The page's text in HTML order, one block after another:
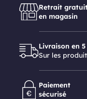
Retrait
en magasin
Livraison en
Sur les
Paiement
sécurisé